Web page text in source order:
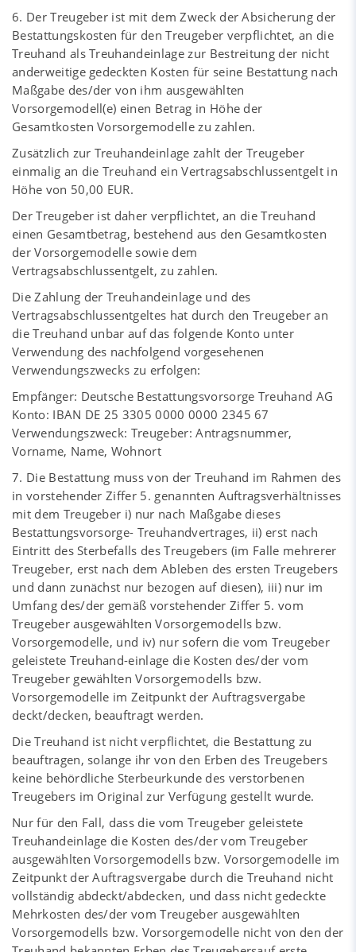
6. Der Treugeber ist mit dem Zweck der Absicherung der
Bestattungskosten für den Treugeber verpflichtet, an die
Treuhand als Treuhandeinlage zur Bestreitung der nicht
anderweitige gedeckten Kosten für seine Bestattung nach
Maßgabe des/der von ihm ausgewählten
Vorsorgemodell(e) einen Betrag in Höhe der
Gesamtkosten Vorsorgemodelle zu zahlen.
Zusätzlich zur Treuhandeinlage zahlt der Treugeber
einmalig an die Treuhand ein Vertragsabschlussentgelt in
Höhe von 50,00 EUR.
Der Treugeber ist daher verpflichtet, an die Treuhand
einen Gesamtbetrag, bestehend aus den Gesamtkosten
der Vorsorgemodelle sowie dem
Vertragsabschlussentgelt, zu zahlen.
Die Zahlung der Treuhandeinlage und des
Vertragsabschlussentgeltes hat durch den Treugeber an
die Treuhand unbar auf das folgende Konto unter
Verwendung des nachfolgend vorgesehenen
Verwendungszwecks zu erfolgen:
Empfänger: Deutsche Bestattungsvorsorge Treuhand AG
Konto: IBAN DE 25 3305 0000 0000 2345 67
Verwendungszweck: Treugeber: Antragsnummer,
Vorname, Name, Wohnort
7. Die Bestattung muss von der Treuhand im Rahmen des
in vorstehender Ziffer 5. genannten Auftragsverhältnisses
mit dem Treugeber i) nur nach Maßgabe dieses
Bestattungsvorsorge- Treuhandvertrages, ii) erst nach
Eintritt des Sterbefalls des Treugebers (im Falle mehrerer
Treugeber, erst nach dem Ableben des ersten Treugebers
und dann zunächst nur bezogen auf diesen), iii) nur im
Umfang des/der gemäß vorstehender Ziffer 5. vom
Treugeber ausgewählten Vorsorgemodells bzw.
Vorsorgemodelle, und iv) nur sofern die vom Treugeber
geleistete Treuhand-einlage die Kosten des/der vom
Treugeber gewählten Vorsorgemodells bzw.
Vorsorgemodelle im Zeitpunkt der Auftragsvergabe
deckt/decken, beauftragt werden.
Die Treuhand ist nicht verpflichtet, die Bestattung zu
beauftragen, solange ihr von den Erben des Treugebers
keine behördliche Sterbeurkunde des verstorbenen
Treugebers im Original zur Verfügung gestellt wurde.
Nur für den Fall, dass die vom Treugeber geleistete
Treuhandeinlage die Kosten des/der vom Treugeber
ausgewählten Vorsorgemodells bzw. Vorsorgemodelle im
Zeitpunkt der Auftragsvergabe durch die Treuhand nicht
vollständig abdeckt/abdecken, und dass nicht gedeckte
Mehrkosten des/der vom Treugeber ausgewählten
Vorsorgemodells bzw. Vorsorgemodelle nicht von den der